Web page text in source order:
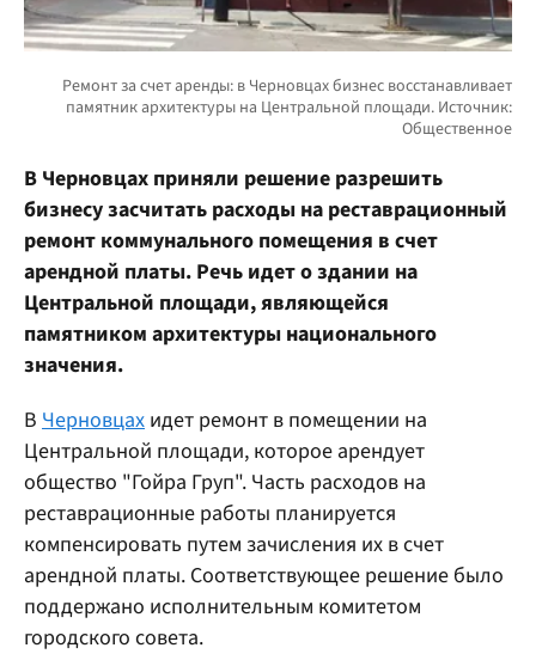
В Черновцах приняли решение разрешить
бизнесу засчитать расходы на реставрационный
ремонт коммунального помещения в счет
арендной платы. Речь идет о здании на
Центральной площади, являющейся
памятником архитектуры национального
значения.
В Черновцах идет ремонт в помещении на
Центральной площади, которое арендует
общество "Гойра Груп". Часть расходов на
реставрационные работы планируется
компенсировать путем зачисления их в счет
арендной платы. Соответствующее решение было
поддержано исполнительным комитетом
городского совета.